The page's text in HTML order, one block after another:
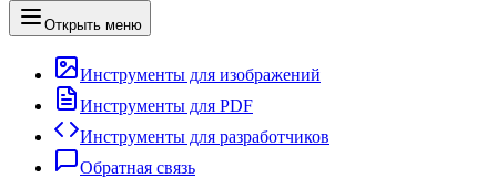
Открыть меню
Инструменты для изображений
Инструменты для PDF
Инструменты для разработчиков
Обратная связь